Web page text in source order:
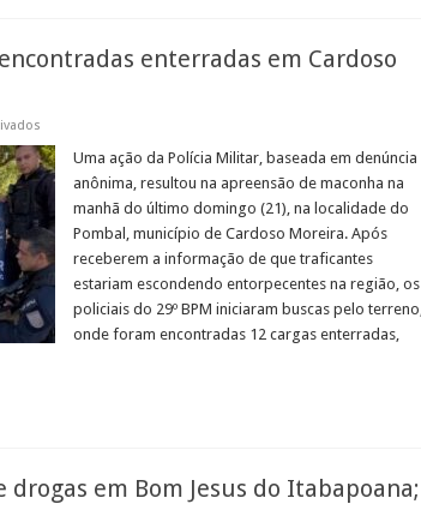
enterradas em Cardoso
em
buchas
de
maconha
encontradas
enterradas
em
Cardoso
Moreira
Uma ação da Polícia Militar, baseada em denúncia
anônima, resultou na apreensão de maconha na
manhã do último domingo (21), na localidade do
Pombal, município de Cardoso Moreira. Após
receberem a informação de que traficantes
estariam escondendo entorpecentes na região, os
policiais do 29º BPM iniciaram buscas pelo terreno,
onde foram encontradas 12 cargas enterradas,
em Bom Jesus do Itabapoana;